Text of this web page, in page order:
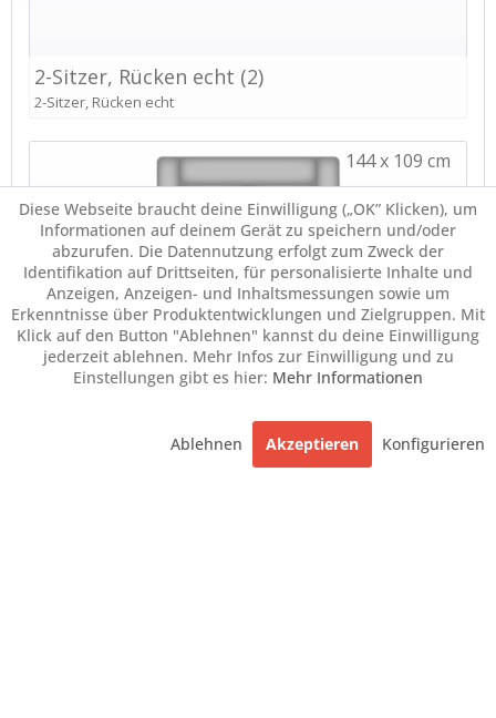
Diese Webseite braucht deine Einwilligung („OK” Klicken), um
Informationen auf deinem Gerät zu speichern und/oder
abzurufen. Die Datennutzung erfolgt zum Zweck der
Identifikation auf Drittseiten, für personalisierte Inhalte und
Anzeigen, Anzeigen- und Inhaltsmessungen sowie um
Erkenntnisse über Produktentwicklungen und Zielgruppen. Mit
Klick auf den Button "Ablehnen" kannst du deine Einwilligung
jederzeit ablehnen. Mehr Infos zur Einwilligung und zu
Einstellungen gibt es hier: Mehr Informationen
Ablehnen Akzeptieren Konfigurieren